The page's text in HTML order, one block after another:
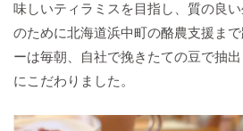
味しいティラミスを目指し、質の良
のために北海道浜中町の酪農支援ま
ーは毎朝、自社で挽きたての豆で抽
にこだわりました。